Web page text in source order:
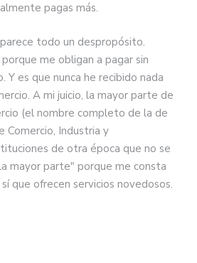
pagas más.
todo un despropósito.
me obligan a pagar sin
Y es que nunca he recibido nada
A mi juicio, la mayor parte de
(el nombre completo de la de
Comercio, Industria y
de otra época que no se
mayor parte" porque me consta
que ofrecen servicios novedosos.